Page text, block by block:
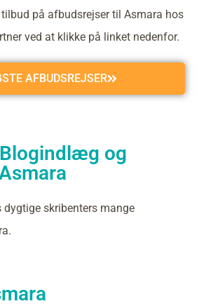
på afbudsrejser til Asmara hos
ved at klikke på linket nedenfor.
AFBUDSREJSER
og
skribenters mange